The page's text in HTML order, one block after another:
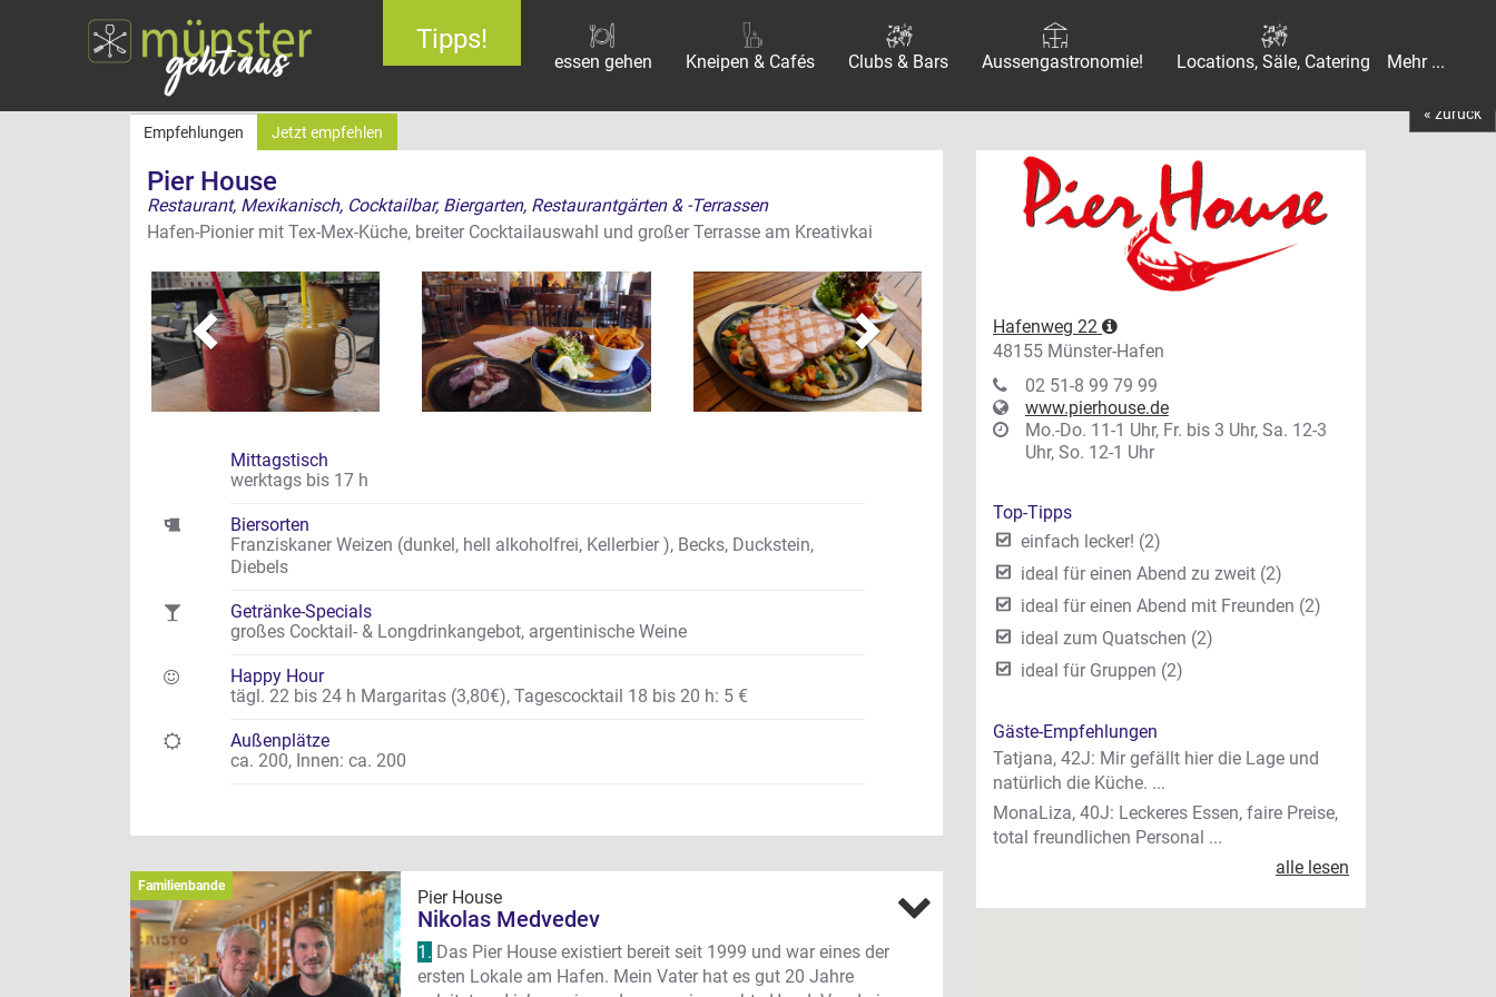
Tipps!
essen gehen Kneipen & Cafés Clubs & Bars Aussengastronomie! Locations, Säle, Catering Mehr ...
« zurück
Pier House
Restaurant, Mexikanisch, Cocktailbar, Biergarten, Restaurantgärten & -Terrassen
Hafen-Pionier mit Tex-Mex-Küche, breiter Cocktailauswahl und großer Terrasse am Kreativkai
Empfehlungen Jetzt empfehlen
zurück
Mittagstisch
werktags bis 17 h
Biersorten
Franziskaner Weizen (dunkel, hell alkoholfrei, Kellerbier ), Becks, Duckstein,
Diebels
Getränke-Specials
großes Cocktail- & Longdrinkangebot, argentinische Weine
Happy Hour
tägl. 22 bis 24 h Margaritas (3,80€), Tagescocktail 18 bis 20 h: 5 €
Außenplätze
ca. 200, Innen: ca. 200
Familienbande
Pier House
Nikolas Medvedev
1. Das Pier House existiert bereit seit 1999 und war eines der
ersten Lokale am Hafen. Mein Vater hat es gut 20 Jahre
Hafenweg 22
48155 Münster-Hafen
02 51-8 99 79 99
www.pierhouse.de
Mo.-Do. 11-1 Uhr, Fr. bis 3 Uhr, Sa. 12-3
Uhr, So. 12-1 Uhr
Top-Tipps
einfach lecker! (2)
ideal für einen Abend zu zweit (2)
ideal für einen Abend mit Freunden (2)
ideal zum Quatschen (2)
ideal für Gruppen (2)
Gäste-Empfehlungen
Tatjana, 42J: Mir gefällt hier die Lage und
natürlich die Küche. ...
MonaLiza, 40J: Leckeres Essen, faire Preise,
total freundlichen Personal ...
alle lesen